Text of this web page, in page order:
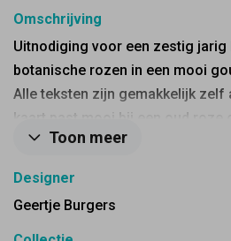
Omschrijving
Uitnodiging voor een zestig
botanische rozen in een mooi
Alle teksten zijn gemakkelijk zelf
kaart past mooi bij een oud roze
Toon meer
Designer
Geertje Burgers